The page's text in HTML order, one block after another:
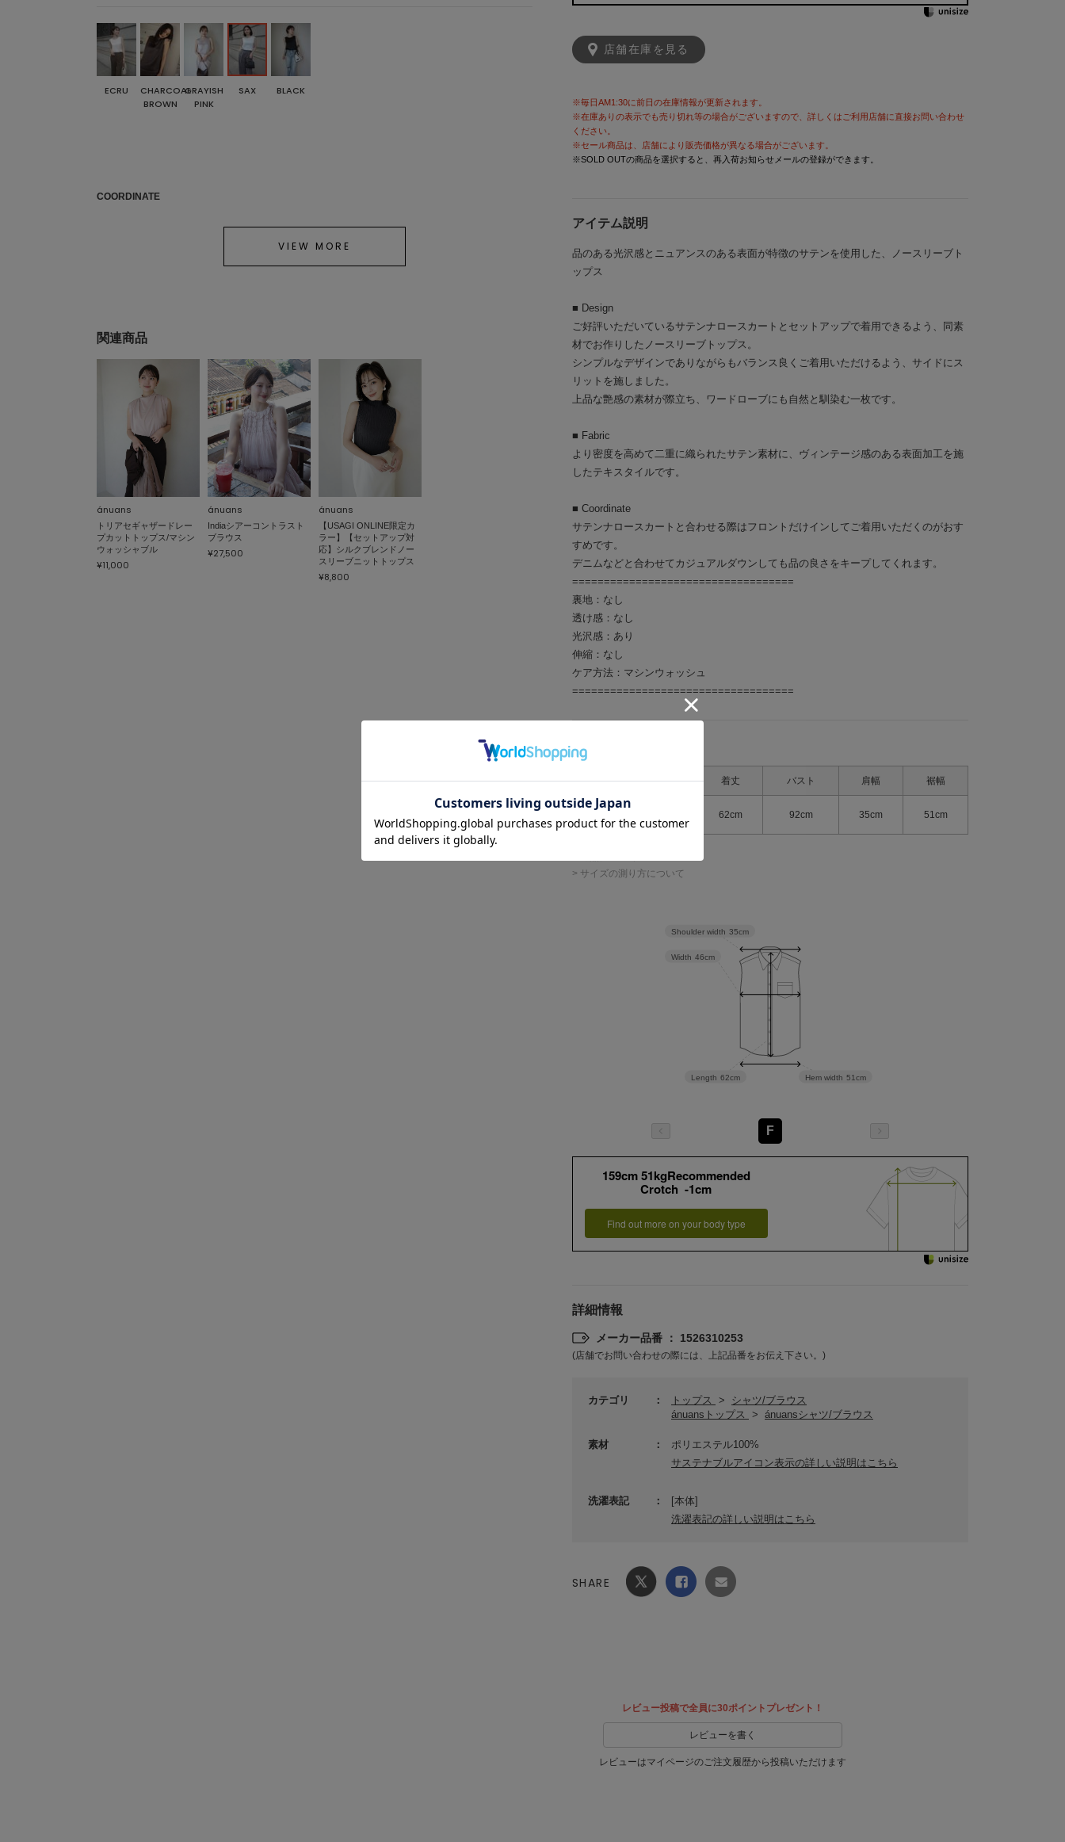
店舗在庫を見る
※毎日AM1:30に前日の在庫情報が更新されます。
※在庫ありの表示でも売り切れ等の場合がございますので、詳しくはご利用店舗に直接お問い合わせ
ください。
※セール商品は、店舗により販売価格が異なる場合がございます。
※SOLD OUTの商品を選択すると、再入荷お知らせメールの登録ができます。
アイテム説明
品のある光沢感とニュアンスのある表面が特徴のサテンを使用した、ノースリーブト
ップス
■ Design
ご好評いただいているサテンナロースカートとセットアップで着用できるよう、同素
材でお作りしたノースリーブトップス。
シンプルなデザインでありながらもバランス良くご着用いただけるよう、サイドにス
リットを施しました。
上品な艶感の素材が際立ち、ワードローブにも自然と馴染む一枚です。
■ Fabric
より密度を高めて二重に織られたサテン素材に、ヴィンテージ感のある表面加工を施
したテキスタイルです。
■ Coordinate
サテンナロースカートと合わせる際はフロントだけインしてご着用いただくのがおす
すめです。
デニムなどと合わせてカジュアルダウンしても品の良さをキープしてくれます。
===================================
裏地：なし
透け感：なし
光沢感：あり
伸縮：なし
ケア方法：マシンウォッシュ
===================================
サイズ表記 着丈 バスト 肩幅 裾幅
62cm 92cm 35cm 51cm
> サイズの測り方について
Hem width 51cm
Length 62cm
Width 46cm
Shoulder width 35cm
F
159cm 51kgRecommended
Crotch -1cm
Find out more on your body type
詳細情報
メーカー品番 ： 1526310253
(店舗でお問い合わせの際には、上記品番をお伝え下さい。)
カテゴリ トップス >
シャツ/ブラウス
ánuansトップス
> ánuansシャツ/ブラウス
素材
ポリエステル100%
サステナブルアイコン表示の詳しい説明はこちら
洗濯表記
[本体]
洗濯表記の詳しい説明はこちら
SHARE
ECRU
CHARCOAL
BROWN
GRAYISH
PINK
SAX BLACK
COORDINATE
VIEW MORE
関連商品
ánuans
トリアセギャザードレー
プカットトップス/マシン
ウォッシャブル
¥11,000
ánuans
Indiaシアーコントラスト
ブラウス
¥27,500
ánuans
【USAGI ONLINE限定カ
ラー】【セットアップ対
応】シルクブレンドノー
スリーブニットトップス
¥8,800
レビュー投稿で全員に30ポイントプレゼント！
レビューを書く
レビューはマイページのご注文履歴から投稿いただけます